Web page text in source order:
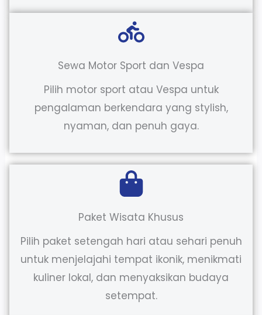
Sewa Motor Sport dan Vespa
Pilih motor sport atau Vespa untuk
pengalaman berkendara yang stylish,
nyaman, dan penuh gaya.
Paket Wisata Khusus
Pilih paket setengah hari atau sehari penuh
untuk menjelajahi tempat ikonik, menikmati
kuliner lokal, dan menyaksikan budaya
setempat.